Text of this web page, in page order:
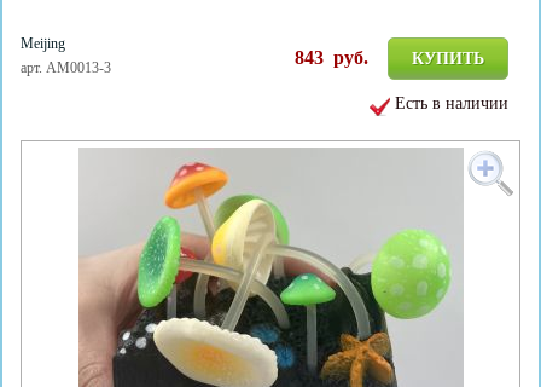
Meijing
арт. AM0013-3
КУПИТЬ
843 руб.
Есть в наличии